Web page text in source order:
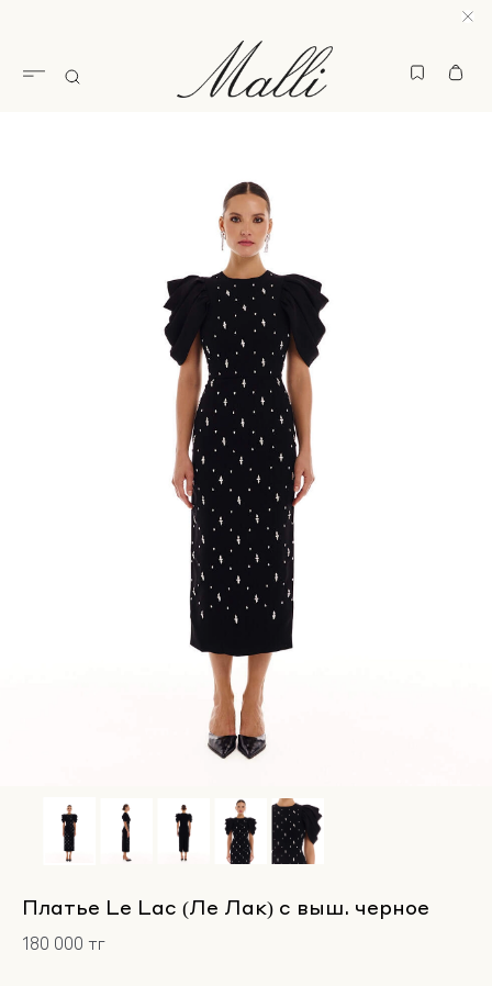
Платье Le Lac (Ле Лак) с выш. черное
180 000 тг